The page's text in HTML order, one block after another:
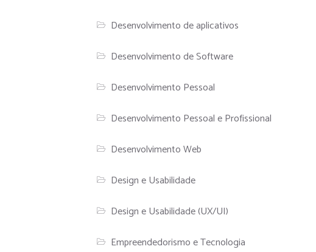
Desenvolvimento de aplicativos
Desenvolvimento de Software
Desenvolvimento Pessoal
Desenvolvimento Pessoal e Profissional
Desenvolvimento Web
Design e Usabilidade
Design e Usabilidade (UX/UI)
Empreendedorismo e Tecnologia